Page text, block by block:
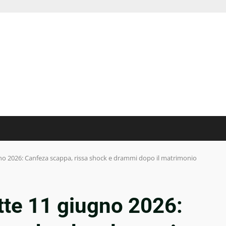
2026: Canfeza scappa, rissa shock e drammi dopo il matrimonio
11 giugno 2026: